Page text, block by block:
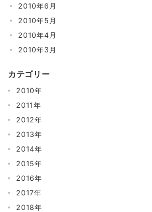
2010年6月
2010年5月
2010年4月
2010年3月
カテゴリー
2010年
2011年
2012年
2013年
2014年
2015年
2016年
2017年
2018年